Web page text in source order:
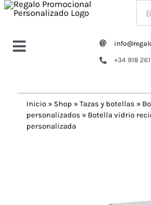
Saltar
Toggle
Tazas y botellas
+34 918
Inicio » Shop » Tazas y botellas »
personalizados » Botella vidrio
personalizada